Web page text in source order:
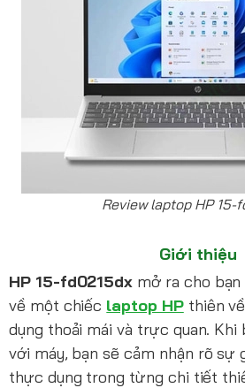
Review laptop HP 15-
Giới thiệu
HP 15-fd0215dx mở ra cho
về một chiếc laptop HPthiên
dụng thoải mái và trực quan. Khi
với máy, bạn sẽ cảm nhận rõ sự
thực dụng trong từng chi tiết